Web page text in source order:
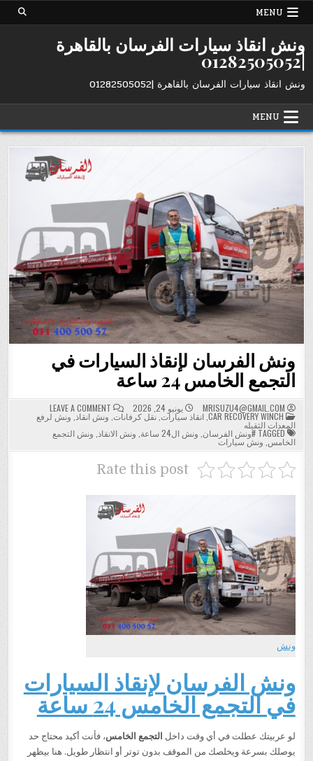
Skip
MENU
ونش انقاذ سيارات الفرسان بالقاهرة
|01282505052
ونش انقاذ سيارات الفرسان بالقاهرة |01282505052
MENU
ونش الفرسان لإنقاذ السيارات في
التجمع الخامس 24 ساعة
MRISUZU4@GMAIL.COM يونيو 24, 2026 LEAVE A COMMENT
ON
ونش
الفرسان
في
POSTED
IN
CAR RECOVERY WINCH
,انقاذ سيارات ,نقل كرفانات ونش انقاذ ونش لرفع
المعدات الثقيله
#ونش الفرسان ونش ال24 ساعة ونش الانقاذ ونش التجمع
الخامس ونش سيارات
Rate this post
ونش
ونش الفرسان لإنقاذ السيارات
في التجمع الخامس 24 ساعة
لو عربيتك عطلت في أي وقت داخل التجمع الخامس، فأنت أكيد محتاج حد
يوصلك بسرعة ويخلصك من الموقف بدون توتر أو انتظار طويل. هنا بيظهر